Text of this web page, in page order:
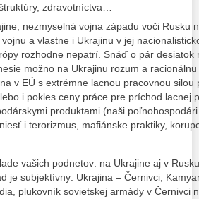
zdravotníctva…
nezmyselná vojna západu voči Rusku
a vlastne i Ukrajinu v jej
rozhodne nepatrí. Snáď o pár desiatok
možno na Ukrajinu rozum a
v EÚ s extrémne lacnou pracovnou
i pokles ceny práce pre príchod lacnej
produktami (naši
i terorizmus, mafiánske praktiky,
vašich podnetov: na Ukrajine aj v
je subjektívny: Ukrajina – Černivci,
plukovník sovietskej armády v Černivci